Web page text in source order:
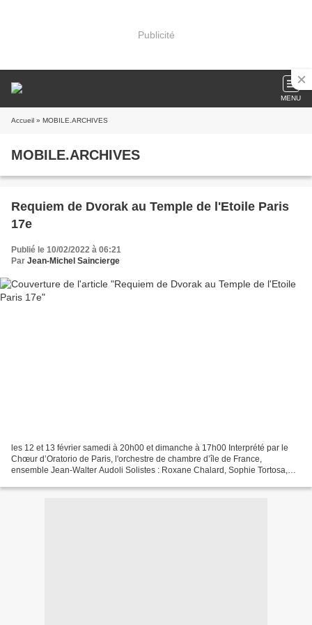
Publicité
MENU
Accueil » MOBILE.ARCHIVES
MOBILE.ARCHIVES
Requiem de Dvorak au Temple de l'Etoile Paris
17e
Publié le 10/02/2022 à 06:21
Par Jean-Michel Saincierge
les 12 et 13 février samedi à 20h00 et dimanche à 17h00 Interprété par le
Chœur d’Oratorio de Paris, l'orchestre de chambre d’île de France,
ensemble Jean-Walter Audoli Solistes : Roxane Chalard, Sophie Tortosa,